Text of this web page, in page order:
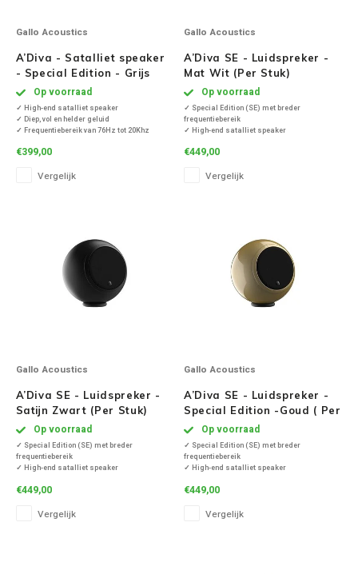
Gallo Acoustics
A’Diva - Satalliet speaker
- Special Edition - Grijs
(Per Stuk)
Op voorraad
✓ High-end satalliet speaker
✓ Diep, vol en helder geluid
✓ Frequentiebereik van 76Hz tot 20Khz
✓ Produceert een levendig, kristalhelder 3D-
✓ Met Optimised Pulse Technology (OPT)
€399,00
Vergelijk
Gallo Acoustics
A’Diva SE - Luidspreker -
Mat Wit (Per Stuk)
Op voorraad
✓ Special Edition (SE) met breder
frequentiebereik
✓ High-end satalliet speaker
✓ Frequentiebereik van 80Hz tot 22Khz
✓ Produceert een levendig, kristalhelder 3D-
€449,00
Vergelijk
Gallo Acoustics
A’Diva SE - Luidspreker -
Satijn Zwart (Per Stuk)
Op voorraad
✓ Special Edition (SE) met breder
frequentiebereik
✓ High-end satalliet speaker
✓ Frequentiebereik van 80Hz tot 22Khz
✓ Produceert een levendig, kristalhelder 3D-
€449,00
Vergelijk
Gallo Acoustics
A’Diva SE - Luidspreker -
Special Edition -Goud ( Per
Stuk )Op voorraad
✓ Special Edition (SE) met breder
frequentiebereik
✓ High-end satalliet speaker
✓ Frequentiebereik van 80Hz tot 22Khz
✓ Produceert een levendig, kristalhelder 3D-
€449,00
Vergelijk